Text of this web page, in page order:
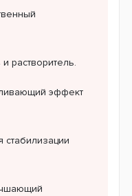
растворитель.
эффект
стабилизации